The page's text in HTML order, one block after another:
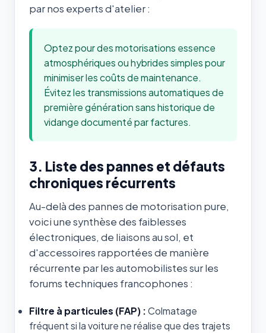
par nos experts d'atelier :
Optez pour des motorisations essence
atmosphériques ou hybrides simples pour
minimiser les coûts de maintenance.
Évitez les transmissions automatiques de
première génération sans historique de
vidange documenté par factures.
3. Liste des pannes et défauts
chroniques récurrents
Au-delà des pannes de motorisation pure,
voici une synthèse des faiblesses
électroniques, de liaisons au sol, et
d'accessoires rapportées de manière
récurrente par les automobilistes sur les
forums techniques francophones :
Filtre à particules (FAP) :Colmatage
fréquent si la voiture ne réalise que des trajets